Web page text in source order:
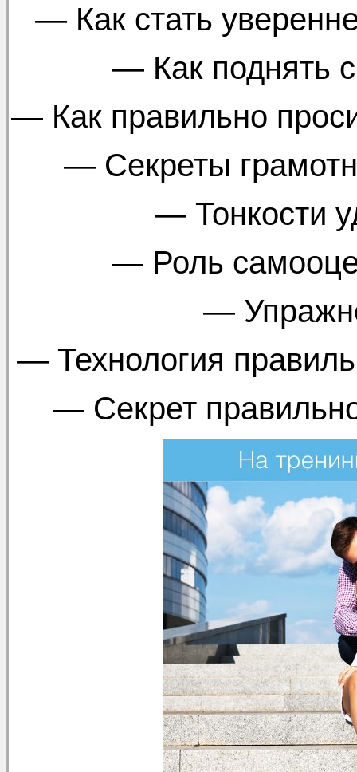
— Как стать
— Как поднять
— Как правильно
— Секреты
— Тонкости
— Роль
—
— Технология
— Секрет